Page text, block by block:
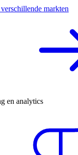
markten
en analytics